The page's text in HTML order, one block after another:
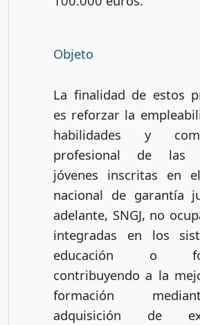
Objeto
La finalidad de estos
es reforzar la
habilidades y
profesional de las
jóvenes inscritas en
nacional de garantía
adelante, SNGJ, no
integradas en los
educación o
contribuyendo a la
formación
adquisición de